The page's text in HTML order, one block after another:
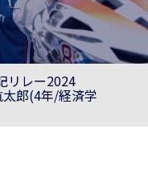
リレー2024
郎(4年/経済学